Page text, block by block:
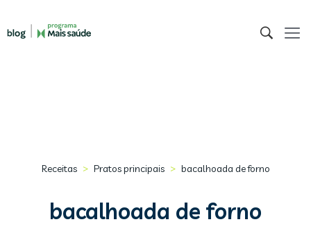
Receitas > Pratos principais > bacalhoada de forno
bacalhoada de forno